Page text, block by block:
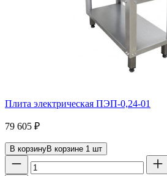
Плита электрическая ПЭП-0,24-01
79 605 ₽
В корзинуВ корзине 1 шт